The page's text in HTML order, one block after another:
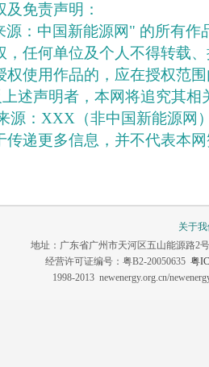
免责声明：
源：中国新能源网" 的所有作
，任何单位及个人不得转载
权使用作品的，应在授权范
述声明者，本网将追究其相
源：XXX（非中国新能源网
传递更多信息，并不代表本
关于
地址：广东省广州市天河区五山能源路2
经营许可证编号：粤B2-20050635 粤
1998-2013 newenergy.org.cn/